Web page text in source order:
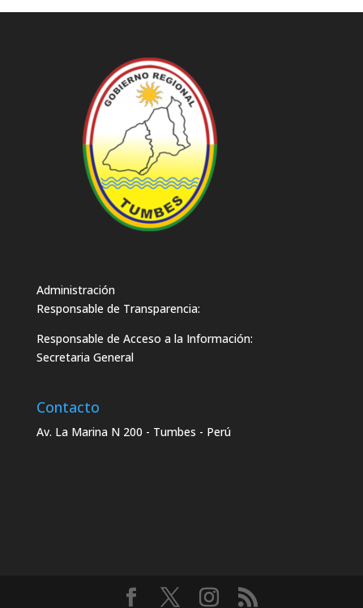
Administración
Responsable de Transparencia:
Responsable de Acceso a la Información:
Secretaria General
Contacto
Av. La Marina N 200 - Tumbes - Perú